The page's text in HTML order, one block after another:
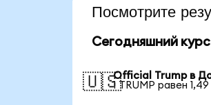
Посмотрите
Сегодняшний
🇺🇸Official Trump в
1 TRUMP равен 1,49